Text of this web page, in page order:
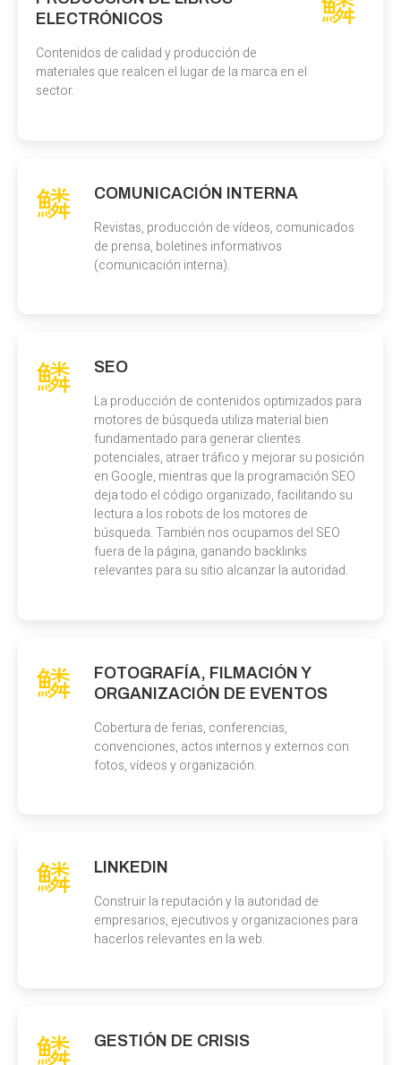
ELECTRÓNICOS
Contenidos de calidad y producción de
materiales que realcen el lugar de la marca en el
sector.
COMUNICACIÓN INTERNA
Revistas, producción de vídeos, comunicados
de prensa, boletines informativos
(comunicación interna).
SEO
La producción de contenidos optimizados para
motores de búsqueda utiliza material bien
fundamentado para generar clientes
potenciales, atraer tráfico y mejorar su posición
en Google, mientras que la programación SEO
deja todo el código organizado, facilitando su
lectura a los robots de los motores de
búsqueda. También nos ocupamos del SEO
fuera de la página, ganando backlinks
relevantes para su sitio alcanzar la autoridad.
FOTOGRAFÍA, FILMACIÓN Y
ORGANIZACIÓN DE EVENTOS
Cobertura de ferias, conferencias,
convenciones, actos internos y externos con
fotos, vídeos y organización.
LINKEDIN
Construir la reputación y la autoridad de
empresarios, ejecutivos y organizaciones para
hacerlos relevantes en la web.
GESTIÓN DE CRISIS